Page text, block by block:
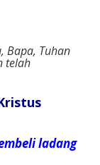
Bapa, Tuhan
telah
ladang